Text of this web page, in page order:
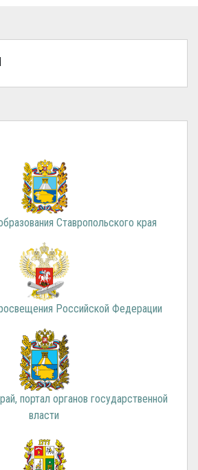
Ставропольского края
Российской Федерации
портал органов государственной
власти